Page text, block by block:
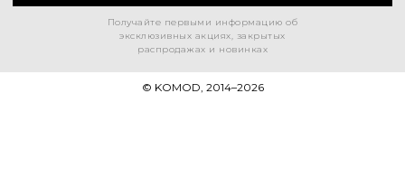
Получайте первыми информацию об
эксклюзивных акциях, закрытых
распродажах и новинках
© KOMOD, 2014–2026